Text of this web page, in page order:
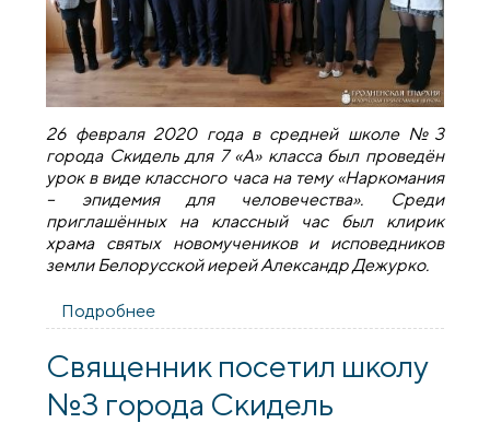
26 февраля 2020 года в средней школе №3
города Скидель для 7 «А» класса был проведён
урок в виде классного часа на тему «Наркомания
– эпидемия для человечества». Среди
приглашённых на классный час был клирик
храма святых новомучеников и исповедников
земли Белорусской иерей Александр Дежурко.
Подробнее
школе №3 города Скидель
Священник посетил школу
№3 города Скидель